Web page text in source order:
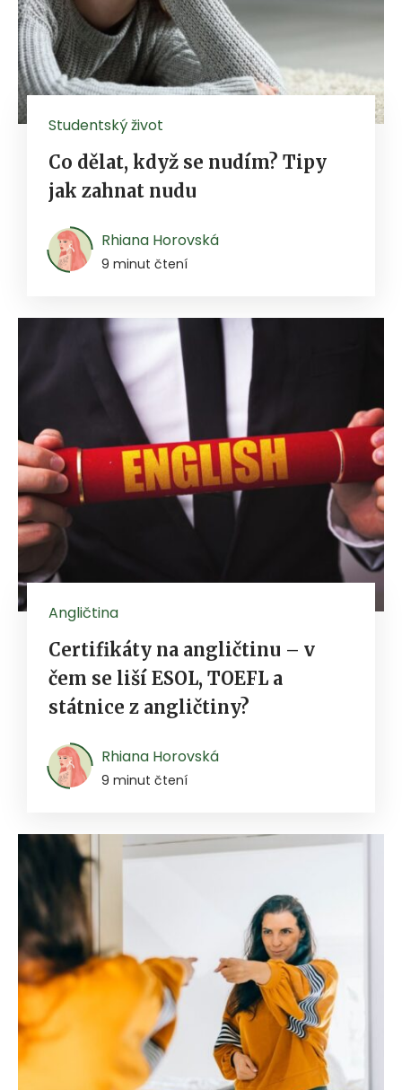
Studentský život
Co dělat, když se nudím? Tipy
jak zahnat nudu
Rhiana Horovská
9 minut čtení
Angličtina
Certifikáty na angličtinu – v
čem se liší ESOL, TOEFL a
státnice z angličtiny?
Rhiana Horovská
9 minut čtení